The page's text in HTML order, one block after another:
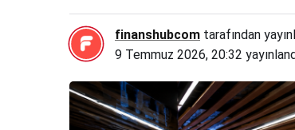
finanshubcom tarafından
9 Temmuz 2026, 20:32